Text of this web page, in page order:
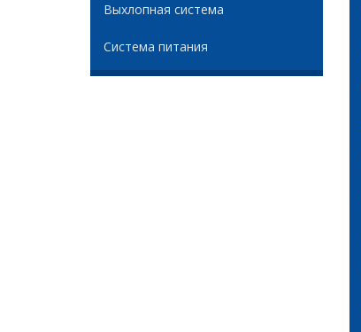
Выхлопная система
Система питания